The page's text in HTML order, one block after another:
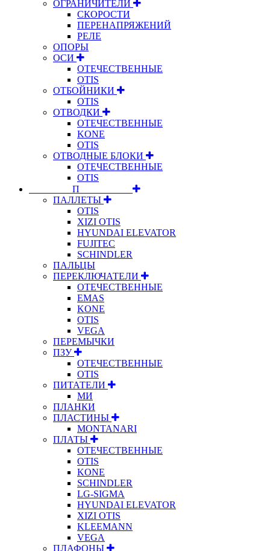
ОГРАНИЧИТЕЛИ
СКОРОСТИ
ПЕРЕНАПРЯЖЕНИЙ
РЕЛЕ
ОПОРЫ
ОСИ
ОТЕЧЕСТВЕННЫЕ
OTIS
ОТБОЙНИКИ
OTIS
ОТВОДКИ
ОТЕЧЕСТВЕННЫЕ
KONE
OTIS
ОТВОДНЫЕ БЛОКИ
ОТЕЧЕСТВЕННЫЕ
OTIS
⠀⠀⠀⠀⠀⠀П⠀⠀⠀⠀⠀⠀⠀
ПАЛЛЕТЫ
OTIS
XIZI OTIS
HYUNDAI ELEVATOR
FUJITEC
SCHINDLER
ПАЛЬЦЫ
ПЕРЕКЛЮЧАТЕЛИ
ОТЕЧЕСТВЕННЫЕ
EMAS
KONE
OTIS
VEGA
ПЕРЕМЫЧКИ
ПЗУ
ОТЕЧЕСТВЕННЫЕ
OTIS
ПИТАТЕЛИ
МИ
ПЛАНКИ
ПЛАСТИНЫ
MONTANARI
ПЛАТЫ
ОТЕЧЕСТВЕННЫЕ
OTIS
KONE
SCHINDLER
LG-SIGMA
HYUNDAI ELEVATOR
XIZI OTIS
KLEEMANN
VEGA
ПЛАФОНЫ